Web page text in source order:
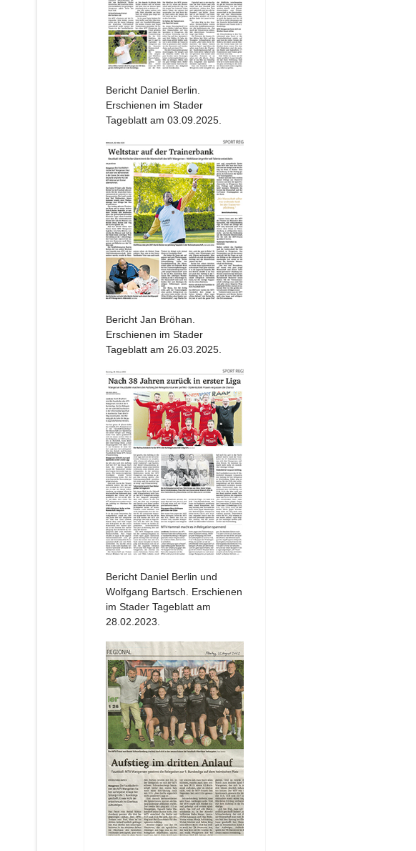
Bericht Daniel Berlin.
Erschienen im Stader
Tageblatt am 03.09.2025.
Bericht Jan Bröhan.
Erschienen im Stader
Tageblatt am 26.03.2025.
Bericht Daniel Berlin und
Wolfgang Bartsch. Erschienen
im Stader Tageblatt am
28.02.2023.